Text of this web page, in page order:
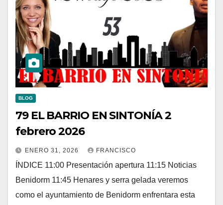
BLOG
79 EL BARRIO EN SINTONÍA 2
febrero 2026
ENERO 31, 2026 FRANCISCO
ÍNDICE 11:00 Presentación apertura 11:15 Noticias
Benidorm 11:45 Henares y serra gelada veremos
como el ayuntamiento de Benidorm enfrentara esta